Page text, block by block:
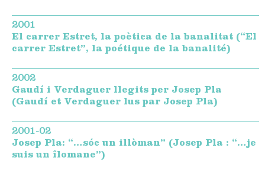
2001
El carrer Estret, la poètica de la banalitat (“El
carrer Estret”, la poétique de la banalité)
2002
Gaudí i Verdaguer llegits per Josep Pla
(Gaudí et Verdaguer lus par Josep Pla)
2001-02
Josep Pla: “…sóc un illòman” (Josep Pla : “…je
suis un îlomane”)